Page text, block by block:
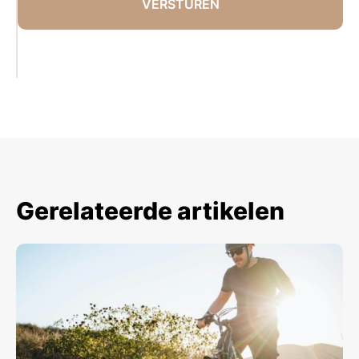
Gerelateerde artikelen